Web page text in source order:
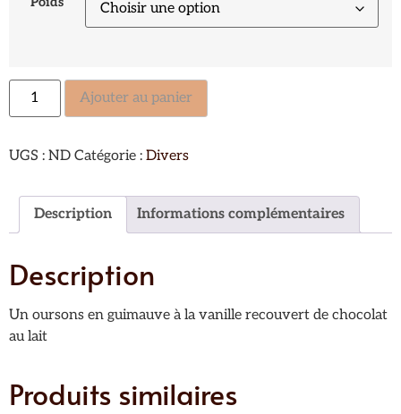
Ajouter au panier
UGS : ND Catégorie : Divers
Description Informations complémentaires
Description
Un oursons en guimauve à la vanille recouvert de chocolat
au lait
Produits similaires